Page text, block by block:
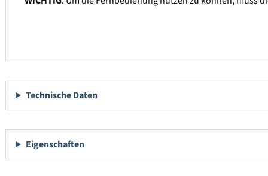
Technische Daten
Eigenschaften